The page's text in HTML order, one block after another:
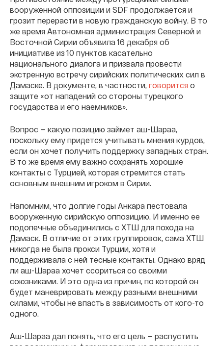
вооруженной оппозиции и SDF продолжается и
грозит перерасти в новую гражданскую войну. В то
же время Автономная администрация Северной и
Восточной Сирии объявила 16 декабря об
инициативе из 10 пунктов касательно
национального диалога и призвала провести
экстренную встречу сирийских политических сил в
Дамаске. В документе, в частности, говорится о
защите «от нападений со стороны турецкого
государства и его наемников».
Вопрос — какую позицию займет аш-Шараа,
поскольку ему придется учитывать мнения курдов,
если он хочет получить поддержку западных стран.
В то же время ему важно сохранять хорошие
контакты с Турцией, которая стремится стать
основным внешним игроком в Сирии.
Напомним, что долгие годы Анкара пестовала
вооруженную сирийскую оппозицию. И именно ее
подопечные объединились с ХТШ для похода на
Дамаск. В отличие от этих группировок, сама ХТШ
никогда не была прокси Турции, хотя и
поддерживала с ней тесные контакты. Однако вряд
ли аш-Шараа хочет ссориться со своими
союзниками. И это одна из причин, по которой он
будет маневрировать между разными внешними
силами, чтобы не впасть в зависимость от кого-то
одного.
Аш-Шараа дал понять, что его цель — распустить